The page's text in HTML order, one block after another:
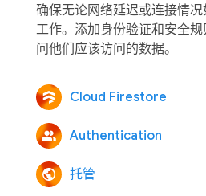
确保无论网络延迟或连接情
工作。添加身份验证和安全
Cloud Firestore
Authentication
托管